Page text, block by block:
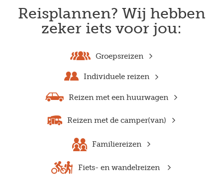
Reisplannen? Wij hebben
zeker iets voor jou:
Groepsreizen
Individuele reizen
Reizen met een huurwagen
Reizen met de camper(van)
Familiereizen
Fiets- en wandelreizen